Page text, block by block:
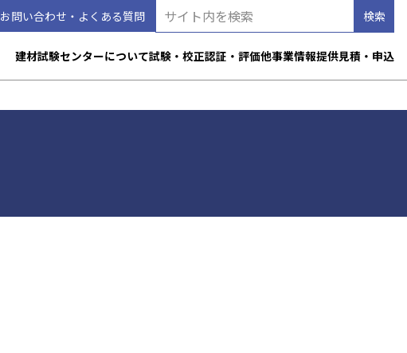
お問い合わせ・よくある質問
メ
イ
建材試験センターについて試験・校正認証・評価他事業情報提供見積・申込